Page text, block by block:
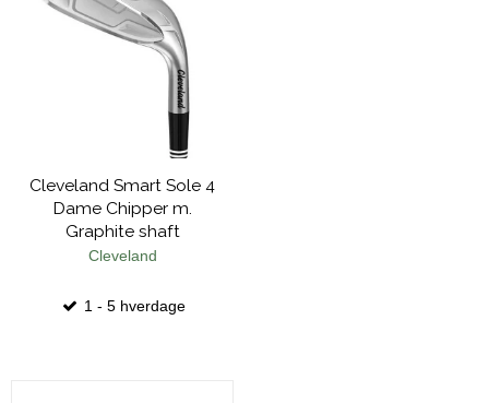
Cleveland Smart Sole 4
Dame Chipper m.
Graphite shaft
Cleveland
1 - 5 hverdage